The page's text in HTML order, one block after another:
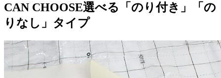
CAN CHOOSE選べる「のり付き」「の
りなし」タイプ